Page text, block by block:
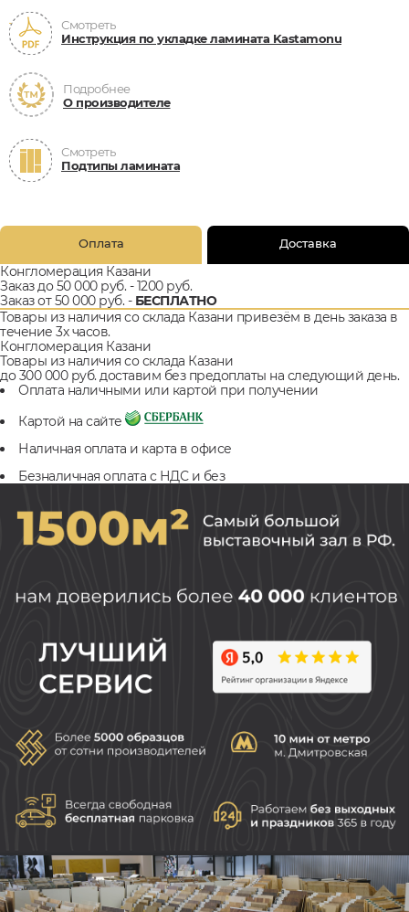
Смотреть
Инструкция по укладке ламината Kastamonu
Подробнее
О производителе
Смотреть
Подтипы ламината
Оплата Доставка
Конгломерация Казани
Заказ до 50 000 руб. - 1200 руб.
Заказ от 50 000 руб. - БЕСПЛАТНО
Товары из наличия со склада Казани привезём в день заказа в
течение 3х часов.
Конгломерация Казани
Товары из наличия со склада Казани
до 300 000 руб. доставим без предоплаты на следующий день.
Оплата наличными или картой при получении
Картой на сайте
Наличная оплата и карта в офисе
Безналичная оплата с НДС и без